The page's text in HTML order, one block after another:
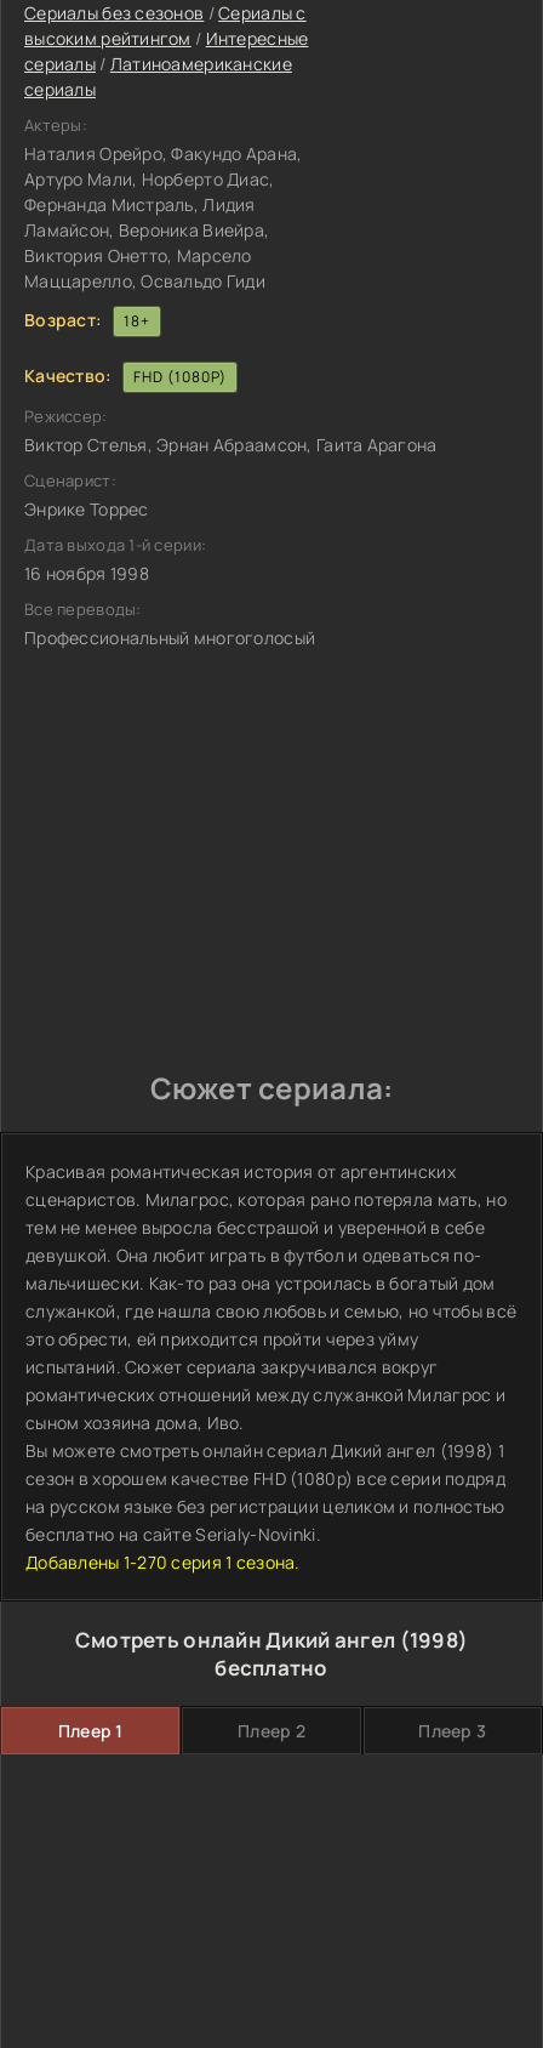
Сериалы без сезонов /Сериалы с
высоким рейтингом / Интересные
сериалы/ Латиноамериканские
сериалы
Актеры:
Наталия Орейро, Факундо Арана,
Артуро Мали, Норберто Диас,
Фернанда Мистраль, Лидия
Ламайсон, Вероника Виейра,
Виктория Онетто, Марсело
Маццарелло, Освальдо Гиди
Возраст:
18+
Качество: FHD (1080P)
Режиссер:
Виктор Стелья, Эрнан Абраамсон, Гаита Арагона
Сценарист:
Энрике Торрес
Дата выхода 1-й серии:
16 ноября 1998
Все переводы:
Профессиональный многоголосый
Сюжет сериала:
Красивая романтическая история от аргентинских
сценаристов. Милагрос, которая рано потеряла мать, но
тем не менее выросла бесстрашой и уверенной в себе
девушкой. Она любит играть в футбол и одеваться по-
мальчишески. Как-то раз она устроилась в богатый дом
служанкой, где нашла свою любовь и семью, но чтобы всё
это обрести, ей приходится пройти через уйму
испытаний. Сюжет сериала закручивался вокруг
романтических отношений между служанкой Милагрос и
сыном хозяина дома, Иво.
Вы можете смотреть онлайн сериал Дикий ангел (1998) 1
сезон в хорошем качестве FHD (1080p) все серии подряд
на русском языке без регистрации целиком и полностью
бесплатно на сайте Serialy-Novinki.
Добавлены 1-270 серия 1 сезона.
Смотреть онлайн Дикий ангел (1998)
бесплатно
Плеер 1 Плеер 2 Плеер 3